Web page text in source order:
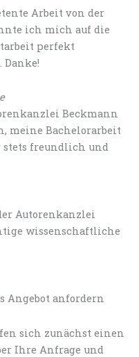
Arbeit von der
ich mich auf die
perfekt
Beckmann
meine Bachelorarbeit
stets freundlich und
Autorenkanzlei
wissenschaftliche
Angebot anfordern
sich zunächst einen
Ihre Anfrage und